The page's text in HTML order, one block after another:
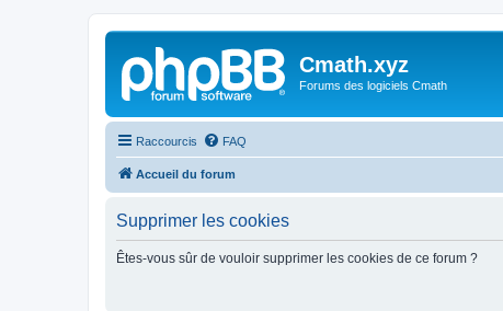
Cmath.xyz
Forums des logiciels Cmath
Raccourcis FAQ
Accueil du forum
Supprimer les cookies
Êtes-vous sûr de vouloir supprimer les cookies de ce forum ?